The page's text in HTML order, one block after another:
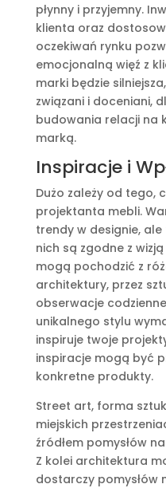
płynny i przyjemny.
klienta oraz
oczekiwań rynku
emocjonalną więź z
marki będzie
związani i doceniani,
budowania relacji na
marką.
Inspiracje i
Dużo zależy od tego,
projektanta mebli.
trendy w designie,
nich są zgodne z
mogą pochodzić z
architektury, przez
obserwacje
unikalnego stylu
inspiruje twoje
inspiracje mogą być
konkretne produkty.
Street art, forma
miejskich
źródłem pomysłów
Z kolei architektura
dostarczy pomysłów